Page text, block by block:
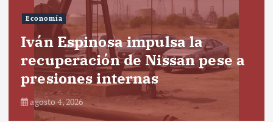
Economía
Iván Espinosa impulsa la
recuperación de Nissan pese a
presiones internas
agosto 4, 2026